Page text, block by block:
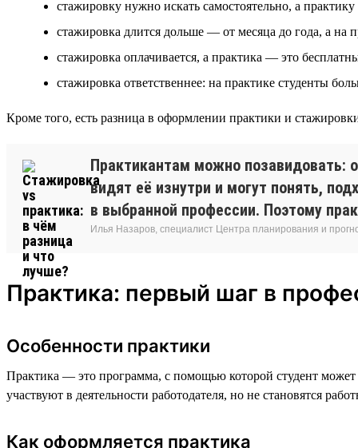
стажировку нужно искать самостоятельно, а практику
стажировка длится дольше — от месяца до года, а на
стажировка оплачивается, а практика — это
стажировка ответственнее: на практике студенты
Кроме того, есть разница в оформлении практики и
Практикантам можно позавидовать:
видят её изнутри и могут понять,
в выбранной профессии. Поэтому
Илья Назаров, специалист Центра планирования и
Практика: первый шаг в
Особенности практики
Практика — это программа, с помощью которой студент может
участвуют в деятельности работодателя, но не становятся
Как оформляется практика